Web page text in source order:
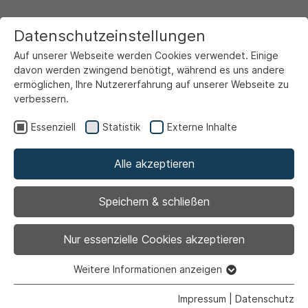
Anmeldetermine zu
den weiterführenden
Schulen
Datenschutzeinstellungen
Auf unserer Webseite werden Cookies verwendet. Einige
davon werden zwingend benötigt, während es uns andere
ermöglichen, Ihre Nutzererfahrung auf unserer Webseite zu
verbessern.
Essenziell Statistik Externe Inhalte
Alle akzeptieren
Speichern & schließen
Nur essenzielle Cookies akzeptieren
Essenzielle Cookies werden für grundlegende Funktionen
Weitere Informationen anzeigen
Impressum Datenschutz